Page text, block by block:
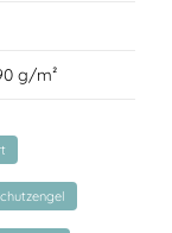
g/m²